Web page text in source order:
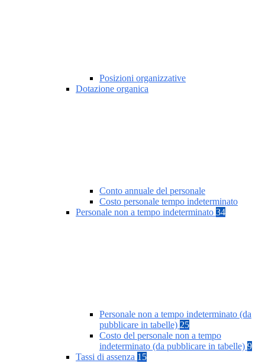
Posizioni organizzative
Dotazione organica
Conto annuale del personale
Costo personale tempo indeterminato
Personale non a tempo indeterminato 34
Personale non a tempo indeterminato (da
pubblicare in tabelle) 25
Costo del personale non a tempo
indeterminato (da pubblicare in tabelle) 9
Tassi di assenza 15